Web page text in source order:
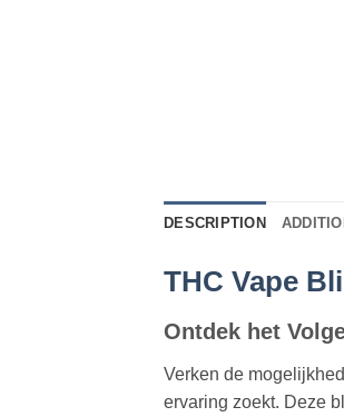
DESCRIPTION
THC Vape
Ontdek het
Verken de
ervaring zoekt. Deze